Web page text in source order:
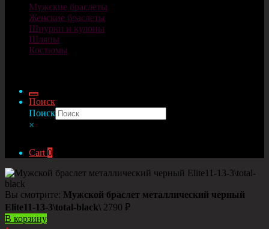
Мужские браслеты
Женские браслеты
Шнурки и кулоны
Шляпы
Костюмы
Поиск
Поиск
×
Cart 0
Вы смотрите: Мужской браслет металлический черный
Elite11-13-3\total-black\ 2790 ₽
В корзину